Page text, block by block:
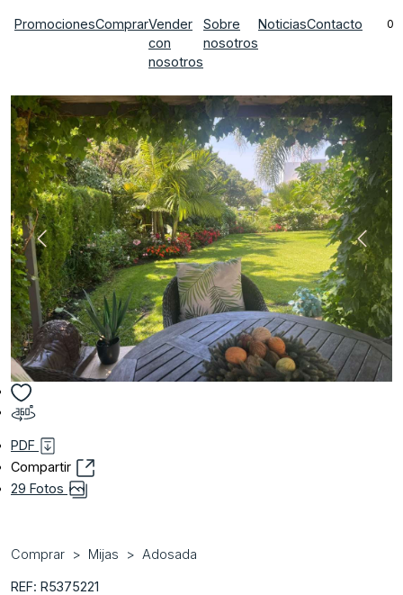
PromocionesComprarVender
con
nosotros
Sobre
nosotros
NoticiasContacto 0
PDF
Compartir
29 Fotos
Comprar Mijas Adosada
REF: R5375221